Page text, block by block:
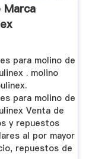
Marca
para molino de
. molino
para molino de
Venta de
y repuestos
al por mayor
repuestos de